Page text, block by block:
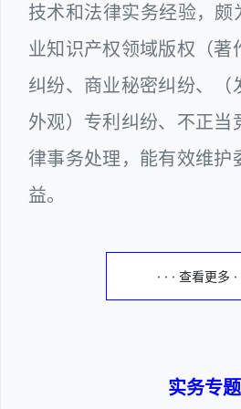
技术和法律实务经验，颇
业知识产权领域版权（著
纠纷、商业秘密纠纷、（
外观）专利纠纷、不正当
律事务处理，能有效维护
益。
· · · 查看更多 ·
实务专题